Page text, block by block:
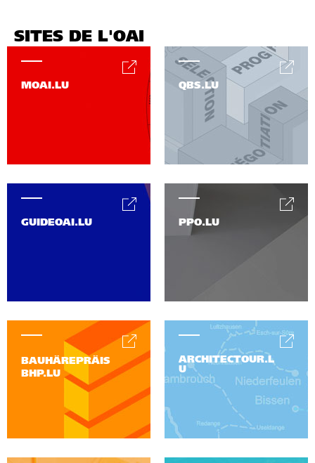
SITES DE L'OAI
MOAI.LU QBS.LU
PPO.LU
GUIDEOAI.LU
BAUHÄREPRÄIS
BHP.LU
ARCHITECTOUR.L
U